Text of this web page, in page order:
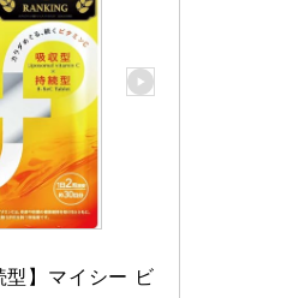
型】マイシー ビ